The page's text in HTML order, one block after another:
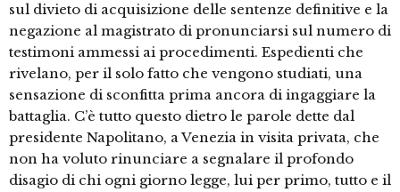
sul divieto di acquisizione delle sentenze definitive e la
negazione al magistrato di pronunciarsi sul numero di
testimoni ammessi ai procedimenti. Espedienti che
rivelano, per il solo fatto che vengono studiati, una
sensazione di sconfitta prima ancora di ingaggiare la
battaglia. C’è tutto questo dietro le parole dette dal
presidente Napolitano, a Venezia in visita privata, che
non ha voluto rinunciare a segnalare il profondo
disagio di chi ogni giorno legge, lui per primo, tutto e il